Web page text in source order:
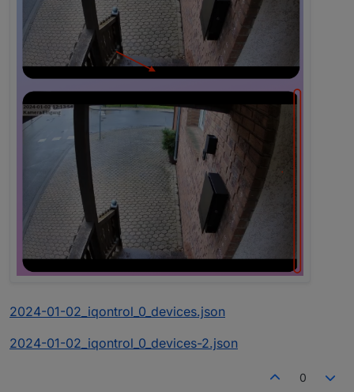
2024-01-02_iqontrol_0_devices.json
2024-01-02_iqontrol_0_devices-2.json
0